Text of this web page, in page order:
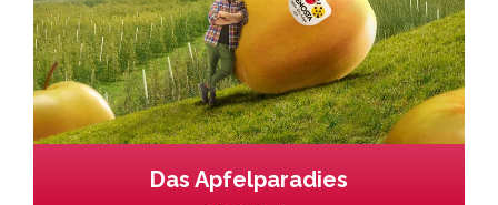
Das Apfelparadies